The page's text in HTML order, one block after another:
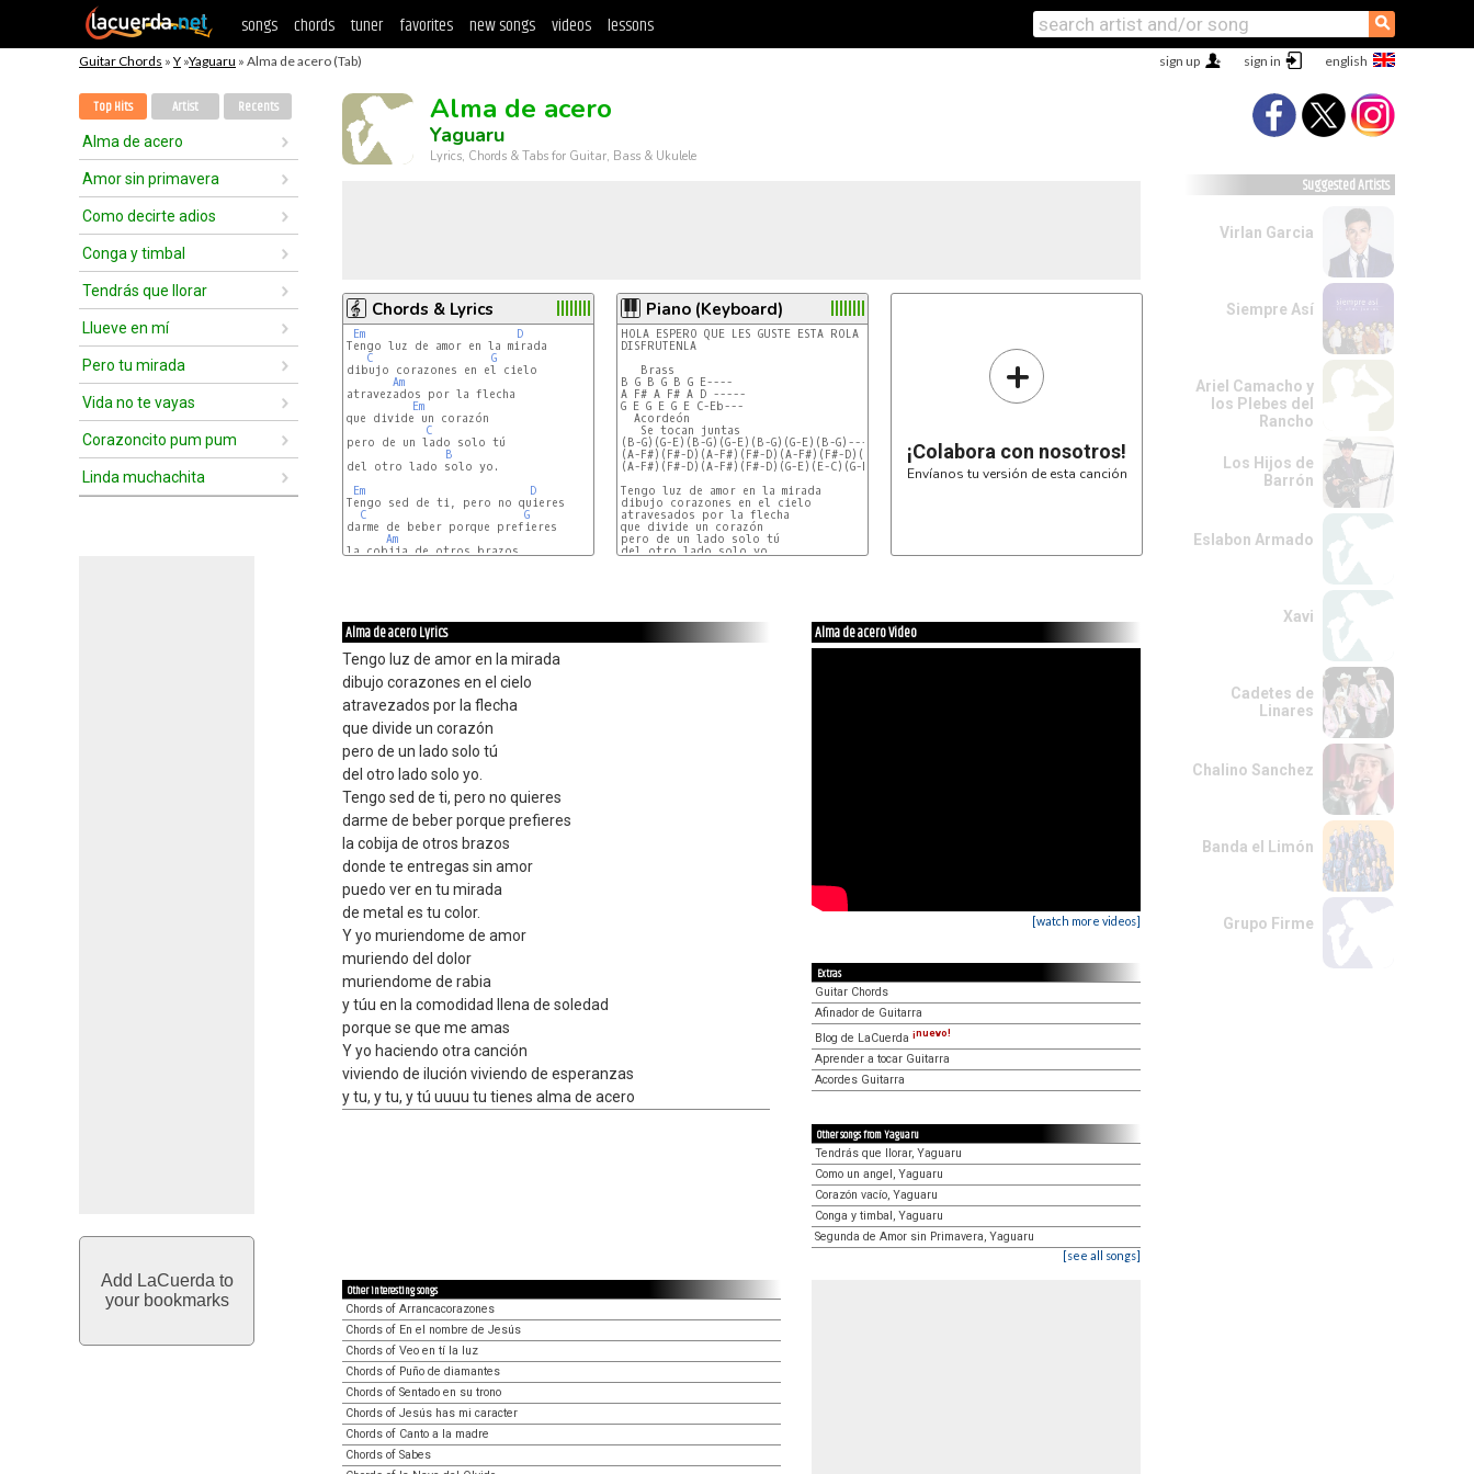
songs chords tuner favorites new songs videos lessons ⚲
Guitar Chords » Y »Yaguaru » Alma de acero (Tab) sign in
sign up
Top Hits Artist Recents
Alma de acero
Amor sin primavera
Como decirte adios
Conga y timbal
Tendrás que llorar
Llueve en mí
Pero tu mirada
Vida no te vayas
Corazoncito pum pum
Linda muchachita
Add LaCuerda to
your bookmarks
Alma de acero
Yaguaru
Lyrics, Chords & Tabs for Guitar, Bass & Ukulele
Chords & Lyrics
Em
D
Tengo luz de amor en la mirada
C
G
dibujo corazones en el cielo
Am
atravezados por la flecha
Em
que divide un corazón
C
pero de un lado solo tú
B
del otro lado solo yo.
Em
D
Tengo sed de ti, pero no quieres
C
G
darme de beber porque prefieres
Am
la cobija de otros brazos
Piano (Keyboard)
HOLA ESPERO QUE LES GUSTE ESTA ROLA AHI SE LAS DEJO
DISFRUTENLA
   Brass
B G B G B G E----
A F# A F# A D -----
G E G E G E C-Eb---
  Acordeón
   Se tocan juntas
(B-G)(G-E)(B-G)(G-E)(B-G)(G-E)(B-G)---
(A-F#)(F#-D)(A-F#)(F#-D)(A-F#)(F#-D)(A-F#)---
(A-F#)(F#-D)(A-F#)(F#-D)(G-E)(E-C)(G-E)(B-Eb-F#)-
Tengo luz de amor en la mirada
dibujo corazones en el cielo
atravesados por la flecha
que divide un corazón
pero de un lado solo tú
del otro lado solo yo.
en la cobija de otros brazos
  F#    B     A   F#    B     A
donde te entregas sin amor
+
¡Colabora con nosotros!
Envíanos tu versión de esta canción
Alma de acero Lyrics
Tengo luz de amor en la mirada
dibujo corazones en el cielo
atravezados por la flecha
que divide un corazón
pero de un lado solo tú
del otro lado solo yo.
Tengo sed de ti, pero no quieres
darme de beber porque prefieres
la cobija de otros brazos
donde te entregas sin amor
puedo ver en tu mirada
de metal es tu color.
Y yo muriendome de amor
muriendo del dolor
muriendome de rabia
y túu en la comodidad llena de soledad
porque se que me amas
Y yo haciendo otra canción
viviendo de ilución viviendo de esperanzas
y tu, y tu, y tú uuuu tu tienes alma de acero
Alma de acero Video
[watch more videos]
Extras
Guitar Chords
Afinador de Guitarra
Blog de LaCuerda ¡nuevo!
Aprender a tocar Guitarra
Acordes Guitarra
Other songs from Yaguaru
Tendrás que llorar, Yaguaru
Como un angel, Yaguaru
Corazón vacío, Yaguaru
Conga y timbal, Yaguaru
Segunda de Amor sin Primavera, Yaguaru
[see all songs]
Other interesting songs
Chords of Arrancacorazones
Chords of En el nombre de Jesús
Chords of Veo en tí la luz
Chords of Puño de diamantes
Chords of Sentado en su trono
Chords of Jesús has mi caracter
Chords of Canto a la madre
Chords of Sabes
Suggested Artists
Virlan Garcia
Siempre Así
Ariel Camacho y
los Plebes del
Rancho
Los Hijos de
Barrón
Eslabon Armado
Xavi
Cadetes de
Linares
Chalino Sanchez
Banda el Limón
Grupo Firme